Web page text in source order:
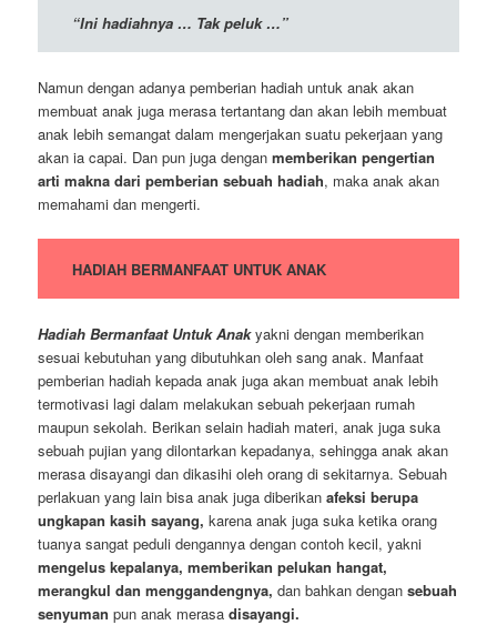
“Ini hadiahnya … Tak peluk …”
Namun dengan adanya pemberian hadiah untuk anak akan
membuat anak juga merasa tertantang dan akan lebih membuat
anak lebih semangat dalam mengerjakan suatu pekerjaan yang
akan ia capai. Dan pun juga denganmemberikan pengertian
arti makna dari pemberian sebuah hadiah, maka anak akan
memahami dan mengerti.
HADIAH BERMANFAAT UNTUK ANAK
Hadiah Bermanfaat Untuk Anakyakni dengan memberikan
sesuai kebutuhan yang dibutuhkan oleh sang anak. Manfaat
pemberian hadiah kepada anak juga akan membuat anak lebih
termotivasi lagi dalam melakukan sebuah pekerjaan rumah
maupun sekolah. Berikan selain hadiah materi, anak juga suka
sebuah pujian yang dilontarkan kepadanya, sehingga anak akan
merasa disayangi dan dikasihi oleh orang di sekitarnya. Sebuah
perlakuan yang lain bisa anak juga diberikan afeksi berupa
ungkapan kasih sayang, karena anak juga suka ketika orang
tuanya sangat peduli dengannya dengan contoh kecil, yakni
mengelus kepalanya, memberikan pelukan hangat,
merangkul dan menggandengnya,dan bahkan dengansebuah
senyuman pun anak merasadisayangi.